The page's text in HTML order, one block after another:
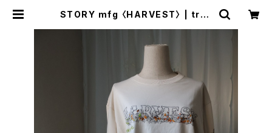
STORY mfg 〈HARVEST〉 | trav